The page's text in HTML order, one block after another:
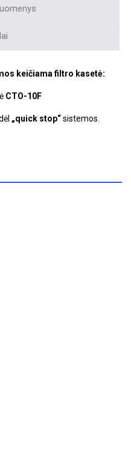
keičiama filtro kasetė:
CTO-10F
„quick stop“sistemos.